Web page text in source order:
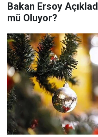
Bakan Ersoy
mü Oluyor?